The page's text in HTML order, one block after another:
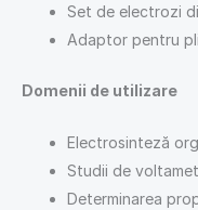
Set de electrozi
Adaptor pentru
Domenii de utilizare
Electrosinteză
Studii de
Determinarea